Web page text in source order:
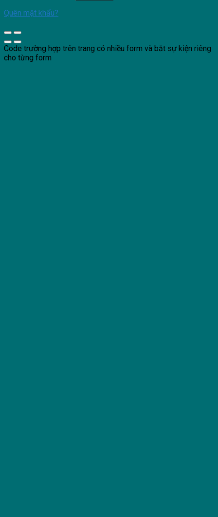
Quên mật khẩu?
Code trường hợp trên trang có nhiều form và bắt sự kiện riêng
cho từng form